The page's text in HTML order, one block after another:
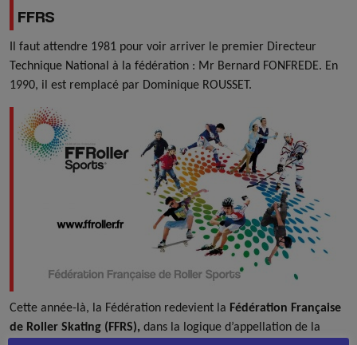
FFRS
Il faut attendre 1981 pour voir arriver le premier Directeur
Technique National à la fédération : Mr Bernard FONFREDE. En
1990, il est remplacé par Dominique ROUSSET.
Cette année-là, la Fédération redevient la Fédération Française
de Roller Skating (FFRS), dans la logique d’appellation de la